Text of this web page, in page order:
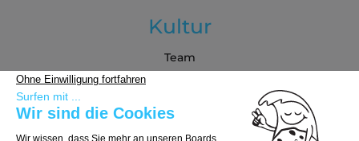
Kultur
Team
Partners